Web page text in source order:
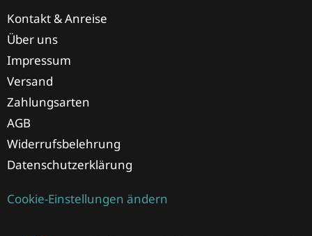
Kontakt & Anreise
Über uns
Impressum
Versand
Zahlungsarten
AGB
Widerrufsbelehrung
Datenschutzerklärung
Cookie-Einstellungen ändern